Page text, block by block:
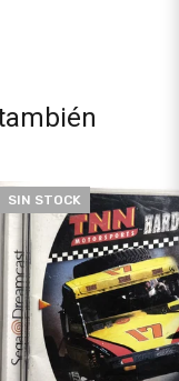
SIN STOCK